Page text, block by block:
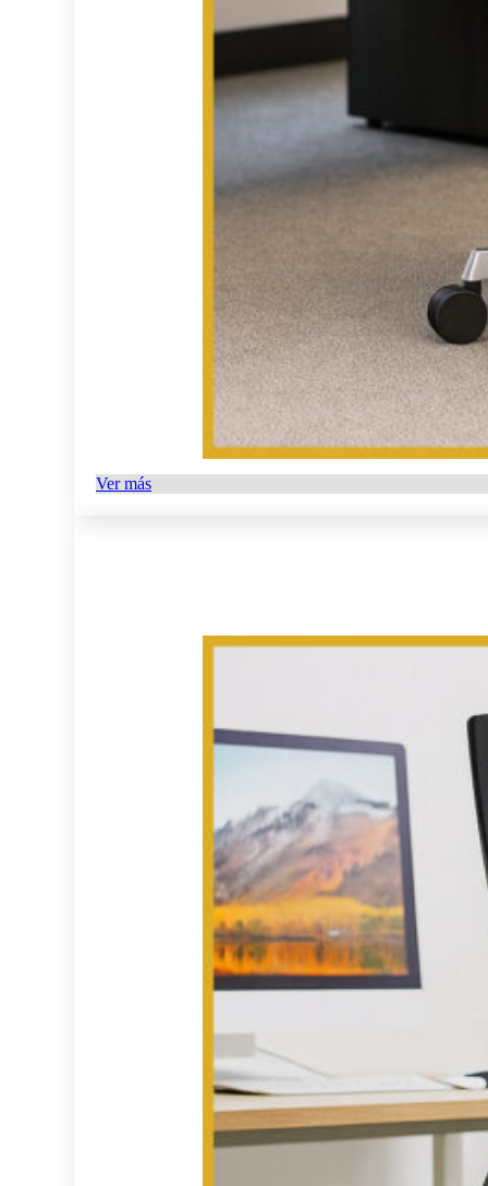
Ver más